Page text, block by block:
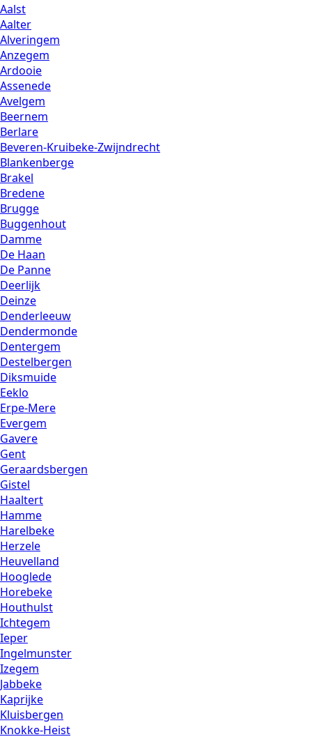
Aalst
Aalter
Alveringem
Anzegem
Ardooie
Assenede
Avelgem
Beernem
Berlare
Beveren-Kruibeke-Zwijndrecht
Blankenberge
Brakel
Bredene
Brugge
Buggenhout
Damme
De Haan
De Panne
Deerlijk
Deinze
Denderleeuw
Dendermonde
Dentergem
Destelbergen
Diksmuide
Eeklo
Erpe-Mere
Evergem
Gavere
Gent
Geraardsbergen
Gistel
Haaltert
Hamme
Harelbeke
Herzele
Heuvelland
Hooglede
Horebeke
Houthulst
Ichtegem
Ieper
Ingelmunster
Izegem
Jabbeke
Kaprijke
Kluisbergen
Knokke-Heist